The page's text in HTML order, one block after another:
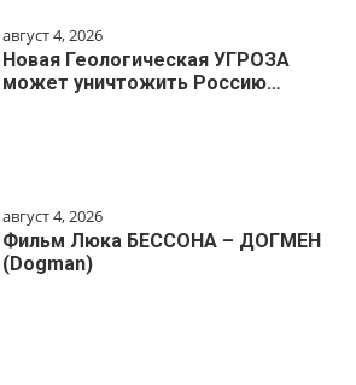
август 4, 2026
Новая Геологическая УГРОЗА
может уничтожить Россию…
август 4, 2026
Фильм Люка БЕССОНА – ДОГМЕН
(Dogman)